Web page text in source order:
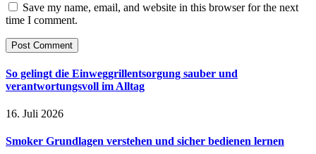
Save my name, email, and website in this browser for the next
time I comment.
So gelingt die Einweggrillentsorgung sauber und
verantwortungsvoll im Alltag
16. Juli 2026
Smoker Grundlagen verstehen und sicher bedienen lernen